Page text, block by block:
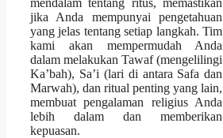
mendalam tentang ritus, memastikan
jika Anda mempunyai pengetahuan
yang jelas tentang setiap langkah. Tim
kami akan mempermudah Anda
dalam melakukan Tawaf (mengelilingi
Ka’bah), Sa’i (lari di antara Safa dan
Marwah), dan ritual penting yang lain,
membuat pengalaman religius Anda
lebih dalam dan memberikan
kepuasan.